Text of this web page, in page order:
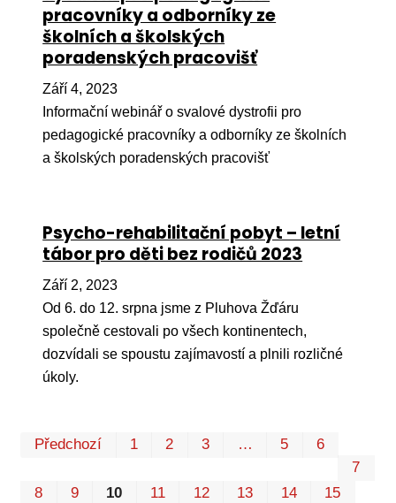
pracovníky a odborníky ze
školních a školských
poradenských pracovišť
Září 4, 2023
Informační webinář o svalové dystrofii pro
pedagogické pracovníky a odborníky ze školních
a školských poradenských pracovišť
Psycho-rehabilitační pobyt – letní
tábor pro děti bez rodičů 2023
Září 2, 2023
Od 6. do 12. srpna jsme z Pluhova Žďáru
společně cestovali po všech kontinentech,
dozvídali se spoustu zajímavostí a plnili rozličné
úkoly.
Předchozí 1 2 3 … 5
6
7
8
9 10 11 12 13 14 15